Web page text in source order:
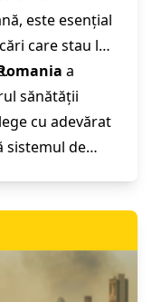
este esențial
care stau la
a
sănătății
cu adevărat
sistemul de
actuale și
pentru a